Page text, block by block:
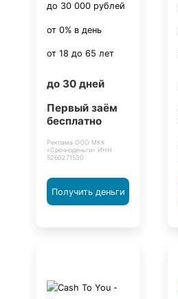
до 30 000 рублей
от 0% в день
от 18 до 65 лет
до 30 дней
Первый заём
бесплатно
Реклама ООО МКК
«Срочноденьги» ИНН
5260271530
Получить деньги